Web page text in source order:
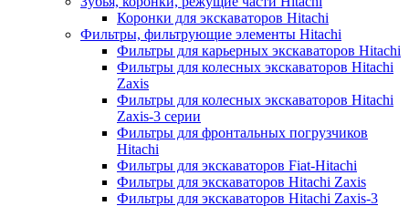
Коронки для экскаваторов Hitachi
Фильтры, фильтрующие элементы Hitachi
Фильтры для карьерных экскаваторов Hitachi
Фильтры для колесных экскаваторов Hitachi
Zaxis
Фильтры для колесных экскаваторов Hitachi
Zaxis-3 серии
Фильтры для фронтальных погрузчиков
Hitachi
Фильтры для экскаваторов Fiat-Hitachi
Фильтры для экскаваторов Hitachi Zaxis
Фильтры для экскаваторов Hitachi Zaxis-3